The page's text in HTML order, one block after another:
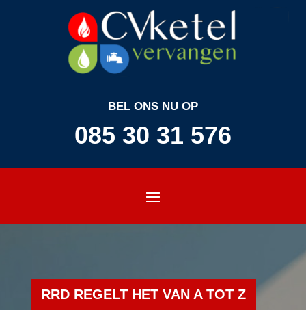
BEL ONS NU OP
085 30 31 576
RRD REGELT HET VAN A TOT Z